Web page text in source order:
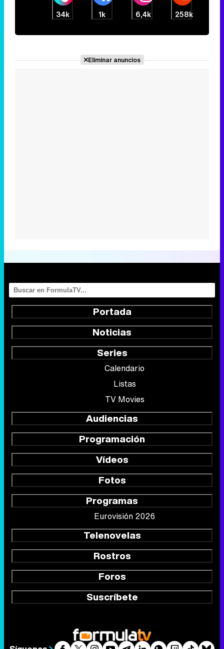
34k 1k 6,4k 258k
Eliminar anuncios
Portada
Noticias
Series
Calendario
Listas
TV Movies
Audiencias
Programación
Vídeos
Fotos
Programas
Eurovisión 2026
Telenovelas
Rostros
Foros
Suscríbete